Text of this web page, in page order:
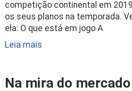
competição continental em
os seus planos na temporada.
ela: O que está em jogo A
Leia mais
Na mira do